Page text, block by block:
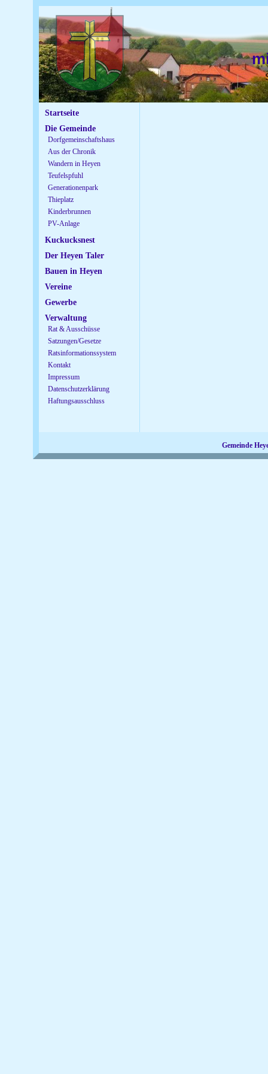
Startseite
Die Gemeinde
Dorfgemeinschaftshaus
Aus der Chronik
Wandern in Heyen
Teufelspfuhl
Generationenpark
Thieplatz
Kinderbrunnen
PV-Anlage
Kuckucksnest
Der Heyen Taler
Bauen in Heyen
Vereine
Gewerbe
Verwaltung
Rat & Ausschüsse
Satzungen/Gesetze
Ratsinformationssystem
Kontakt
Impressum
Datenschutzerklärung
Haftungsausschluss
Gemeinde